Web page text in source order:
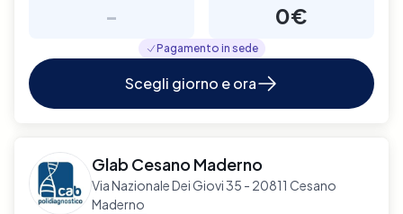
- 0€
Pagamento in sede
Scegli giorno e ora
Glab Cesano Maderno
Via Nazionale Dei Giovi 35 - 20811 Cesano
Maderno